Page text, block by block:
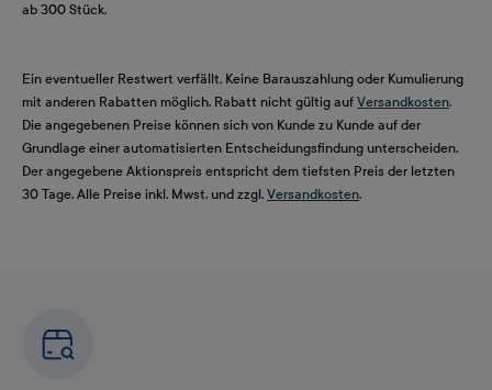
ab 300 Stück.
Ein eventueller Restwert verfällt. Keine Barauszahlung oder Kumulierung
mit anderen Rabatten möglich. Rabatt nicht gültig auf Versandkosten.
Die angegebenen Preise können sich von Kunde zu Kunde auf der
Grundlage einer automatisierten Entscheidungsfindung unterscheiden.
Der angegebene Aktionspreis entspricht dem tiefsten Preis der letzten
30 Tage. Alle Preise inkl. Mwst. und zzgl. Versandkosten.